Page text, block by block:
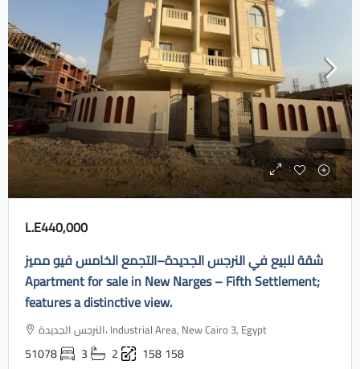
L.E440,000
شقة للبيع في النرجس الجديدة–التجمع الخامس فيو مميز
Apartment for sale in New Narges – Fifth Settlement;
features a distinctive view.
النرجس الجديدة، Industrial Area, New Cairo 3, Egypt
51078 3 2 158158